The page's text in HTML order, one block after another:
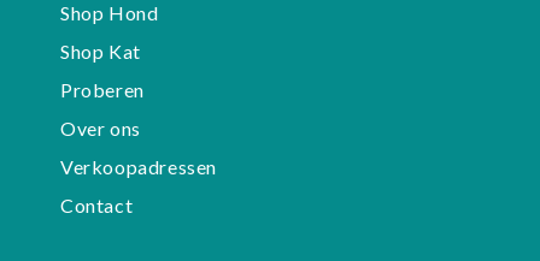
Shop Hond
Shop Kat
Proberen
Over ons
Verkoopadressen
Contact